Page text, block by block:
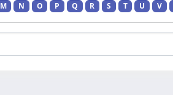
M N O P Q R S T U V